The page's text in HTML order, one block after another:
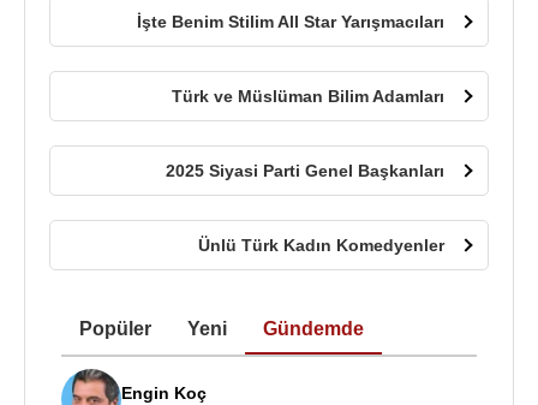
İşte Benim Stilim All Star Yarışmacıları
Türk ve Müslüman Bilim Adamları
2025 Siyasi Parti Genel Başkanları
Ünlü Türk Kadın Komedyenler
Popüler Yeni Gündemde
Engin Koç